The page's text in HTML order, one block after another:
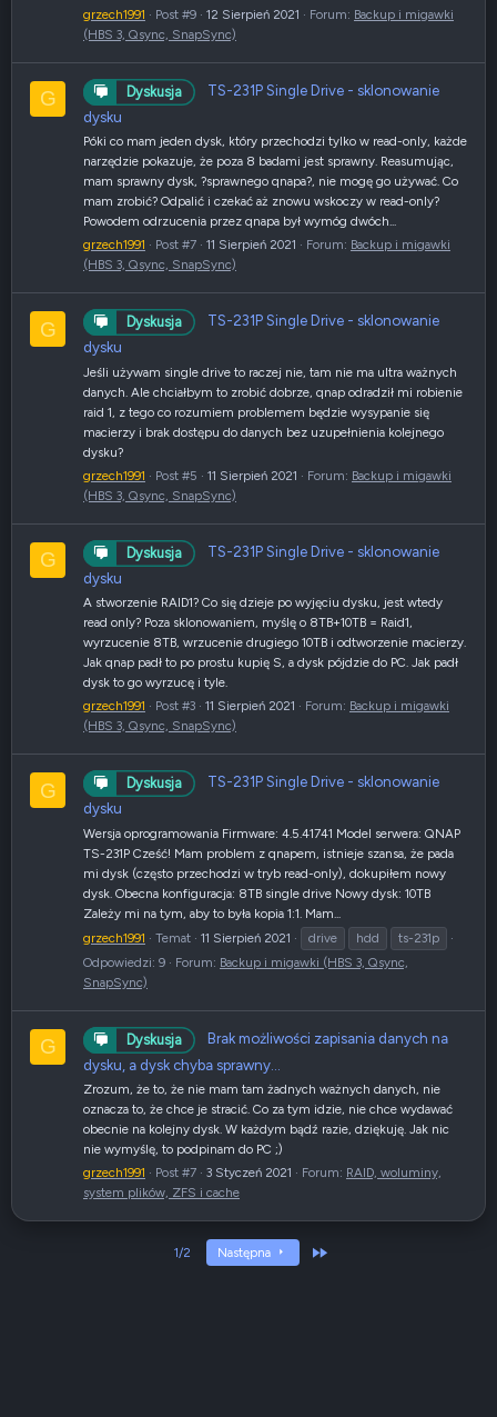
grzech1991
Post #9 12 Sierpień 2021 Forum: Backup i migawki
(HBS 3, Qsync, SnapSync)
G Dyskusja
TS-231P Single Drive - sklonowanie
dysku
Póki co mam jeden dysk, który przechodzi tylko w read-only, każde
narzędzie pokazuje, że poza 8 badami jest sprawny. Reasumując,
mam sprawny dysk, ?sprawnego qnapa?, nie mogę go używać. Co
mam zrobić? Odpalić i czekać aż znowu wskoczy w read-only?
Powodem odrzucenia przez qnapa był wymóg dwóch...
grzech1991
Post #7 11 Sierpień 2021 Forum: Backup i migawki
(HBS 3, Qsync, SnapSync)
G Dyskusja
TS-231P Single Drive - sklonowanie
dysku
Jeśli używam single drive to raczej nie, tam nie ma ultra ważnych
danych. Ale chciałbym to zrobić dobrze, qnap odradził mi robienie
raid 1, z tego co rozumiem problemem będzie wysypanie się
macierzy i brak dostępu do danych bez uzupełnienia kolejnego
dysku?
grzech1991
Post #5 11 Sierpień 2021 Forum: Backup i migawki
(HBS 3, Qsync, SnapSync)
G Dyskusja
TS-231P Single Drive - sklonowanie
dysku
A stworzenie RAID1? Co się dzieje po wyjęciu dysku, jest wtedy
read only? Poza sklonowaniem, myślę o 8TB+10TB = Raid1,
wyrzucenie 8TB, wrzucenie drugiego 10TB i odtworzenie macierzy.
Jak qnap padł to po prostu kupię S, a dysk pójdzie do PC. Jak padł
dysk to go wyrzucę i tyle.
grzech1991
Post #3 11 Sierpień 2021 Forum: Backup i migawki
(HBS 3, Qsync, SnapSync)
G Dyskusja
TS-231P Single Drive - sklonowanie
dysku
Wersja oprogramowania Firmware: 4.5.41741 Model serwera: QNAP
TS-231P Cześć! Mam problem z qnapem, istnieje szansa, że pada
mi dysk (często przechodzi w tryb read-only), dokupiłem nowy
dysk. Obecna konfiguracja: 8TB single drive Nowy dysk: 10TB
Zależy mi na tym, aby to była kopia 1:1. Mam...
grzech1991
Temat 11 Sierpień 2021 drive hdd
ts-231p
Odpowiedzi: 9
Forum: Backup i migawki (HBS 3, Qsync,
SnapSync)
G Dyskusja
Brak możliwości zapisania danych na
dysku, a dysk chyba sprawny...
Zrozum, że to, że nie mam tam żadnych ważnych danych, nie
oznacza to, że chce je stracić. Co za tym idzie, nie chce wydawać
obecnie na kolejny dysk. W każdym bądź razie, dziękuję. Jak nic
nie wymyślę, to podpinam do PC ;)
grzech1991
Post #7 3 Styczeń 2021 Forum: RAID, woluminy,
system plików, ZFS i cache
1/2 Następna